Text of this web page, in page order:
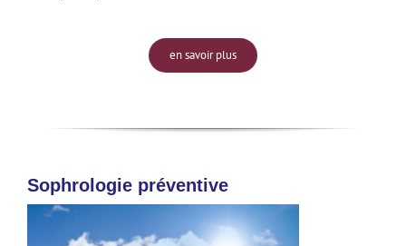
en savoir plus
Sophrologie préventive